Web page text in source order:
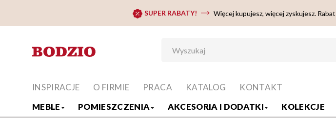
SUPER RABATY! Więcej kupujesz, więcej zyskujesz.
MEBLE POMIESZCZENIA AKCESORIA I DODATKI KOLEKCJE
INSPIRACJE O FIRMIE PRACA KATALOG KONTAKT